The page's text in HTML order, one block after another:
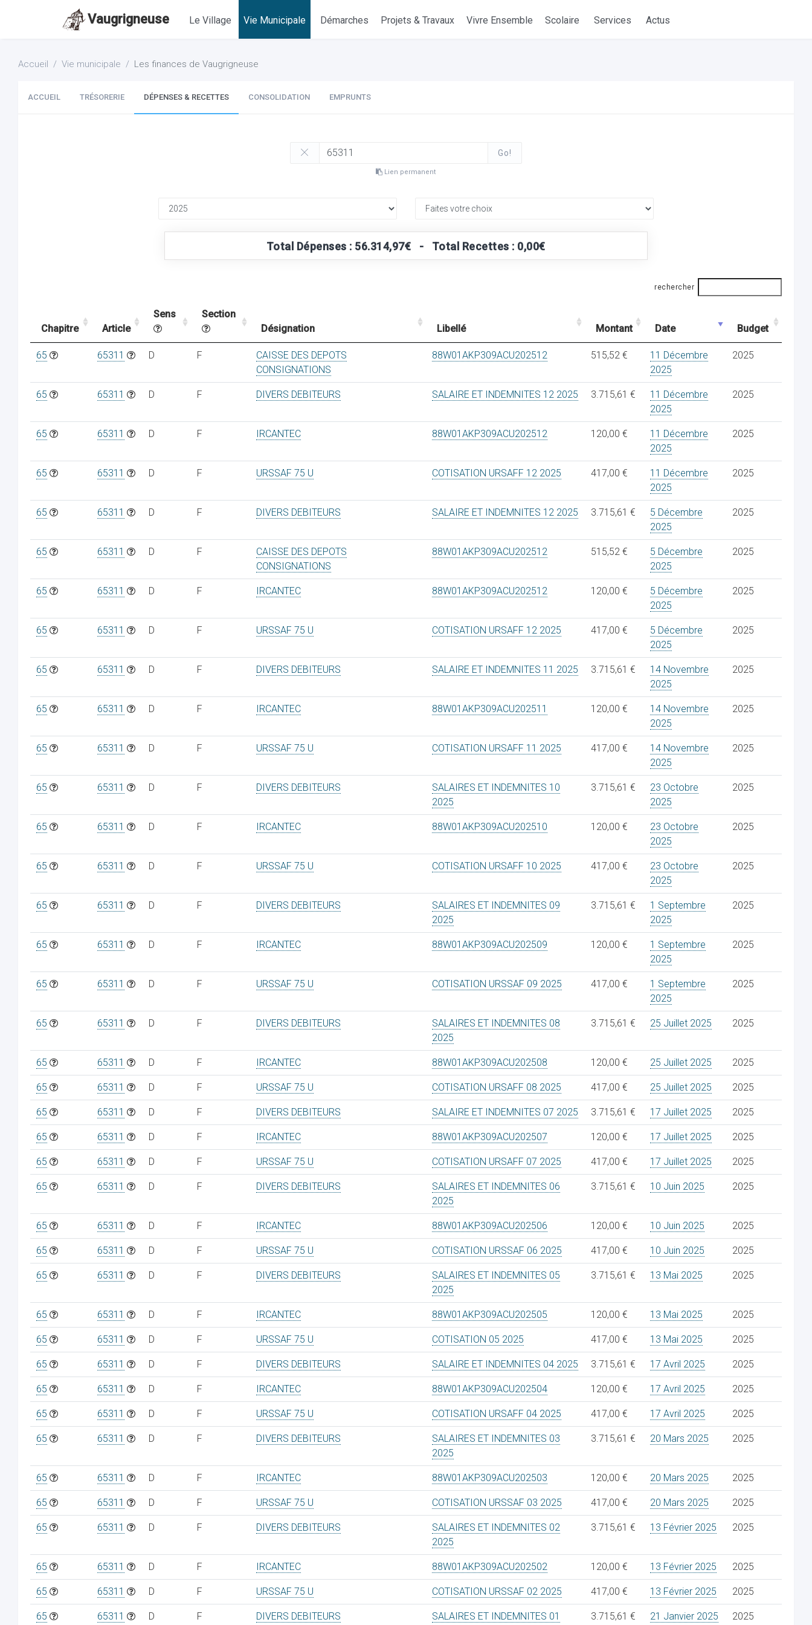
Vaugrigneuse Le Village Vie Municipale Démarches Projets & Travaux Vivre Ensemble Scolaire Services Actus
Accueil Vie municipale Les finances de Vaugrigneuse
ACCUEIL TRÉSORERIE DÉPENSES & RECETTES CONSOLIDATION EMPRUNTS
Go!
Lien permanent
Total Dépenses : 56.314,97€ - Total Recettes : 0,00€
rechercher
Chapitre Article
Sens
Section
Désignation
Libellé Montant Date Budget
65 65311 D F
CAISSE DES DEPOTS
CONSIGNATIONS
88W01AKP309ACU202512 515,52 €
11 Décembre
2025
2025
65 65311 D F DIVERS DEBITEURS SALAIRE ET INDEMNITES 12 2025 3.715,61 €
11 Décembre
2025
2025
65 65311 D F IRCANTEC 88W01AKP309ACU202512 120,00 €
11 Décembre
2025
2025
65 65311 D F URSSAF 75 U COTISATION URSAFF 12 2025 417,00 €
11 Décembre
2025
2025
65 65311 D F DIVERS DEBITEURS SALAIRE ET INDEMNITES 12 2025 3.715,61 €
5 Décembre
2025
2025
65 65311 D F
CAISSE DES DEPOTS
CONSIGNATIONS
88W01AKP309ACU202512 515,52 €
5 Décembre
2025
2025
65 65311 D F IRCANTEC 88W01AKP309ACU202512 120,00 €
5 Décembre
2025
2025
65 65311 D F URSSAF 75 U COTISATION URSAFF 12 2025 417,00 €
5 Décembre
2025
2025
65 65311 D F DIVERS DEBITEURS SALAIRE ET INDEMNITES 11 2025 3.715,61 €
14 Novembre
2025
2025
65 65311 D F IRCANTEC 88W01AKP309ACU202511 120,00 €
14 Novembre
2025
2025
65 65311 D F URSSAF 75 U COTISATION URSAFF 11 2025 417,00 €
14 Novembre
2025
2025
65 65311 D F DIVERS DEBITEURS
SALAIRES ET INDEMNITES 10
2025
3.715,61 €
23 Octobre
2025
2025
65 65311 D F IRCANTEC 88W01AKP309ACU202510 120,00 €
23 Octobre
2025
2025
65 65311 D F URSSAF 75 U COTISATION URSAFF 10 2025 417,00 €
23 Octobre
2025
2025
65 65311 D F DIVERS DEBITEURS
SALAIRES ET INDEMNITES 09
2025
3.715,61 €
1 Septembre
2025
2025
65 65311 D F IRCANTEC 88W01AKP309ACU202509 120,00 €
1 Septembre
2025
2025
65 65311 D F URSSAF 75 U COTISATION URSSAF 09 2025 417,00 €
1 Septembre
2025
2025
65 65311 D F DIVERS DEBITEURS
SALAIRES ET INDEMNITES 08
2025
3.715,61 € 25 Juillet 2025 2025
65 65311 D F IRCANTEC 88W01AKP309ACU202508 120,00 € 25 Juillet 2025 2025
65 65311 D F URSSAF 75 U COTISATION URSAFF 08 2025 417,00 € 25 Juillet 2025 2025
65 65311 D F DIVERS DEBITEURS SALAIRE ET INDEMNITES 07 2025 3.715,61 € 17 Juillet 2025 2025
65 65311 D F IRCANTEC 88W01AKP309ACU202507 120,00 € 17 Juillet 2025 2025
65 65311 D F URSSAF 75 U COTISATION URSAFF 07 2025 417,00 € 17 Juillet 2025 2025
65 65311 D F DIVERS DEBITEURS
SALAIRES ET INDEMNITES 06
2025
3.715,61 € 10 Juin 2025 2025
65 65311 D F IRCANTEC 88W01AKP309ACU202506 120,00 € 10 Juin 2025 2025
65 65311 D F URSSAF 75 U COTISATION URSSAF 06 2025 417,00 € 10 Juin 2025 2025
65 65311 D F DIVERS DEBITEURS
SALAIRES ET INDEMNITES 05
2025
3.715,61 € 13 Mai 2025 2025
65 65311 D F IRCANTEC 88W01AKP309ACU202505 120,00 € 13 Mai 2025 2025
65 65311 D F URSSAF 75 U COTISATION 05 2025 417,00 € 13 Mai 2025 2025
65 65311 D F DIVERS DEBITEURS SALAIRE ET INDEMNITES 04 2025 3.715,61 € 17 Avril 2025 2025
65 65311 D F IRCANTEC 88W01AKP309ACU202504 120,00 € 17 Avril 2025 2025
65 65311 D F URSSAF 75 U COTISATION URSAFF 04 2025 417,00 € 17 Avril 2025 2025
65 65311 D F DIVERS DEBITEURS
SALAIRES ET INDEMNITES 03
2025
3.715,61 € 20 Mars 2025 2025
65 65311 D F IRCANTEC 88W01AKP309ACU202503 120,00 € 20 Mars 2025 2025
65 65311 D F URSSAF 75 U COTISATION URSSAF 03 2025 417,00 € 20 Mars 2025 2025
65 65311 D F DIVERS DEBITEURS
SALAIRES ET INDEMNITES 02
2025
3.715,61 € 13 Février 2025 2025
65 65311 D F IRCANTEC 88W01AKP309ACU202502 120,00 € 13 Février 2025 2025
65 65311 D F URSSAF 75 U COTISATION URSSAF 02 2025 417,00 € 13 Février 2025 2025
65 65311 D F DIVERS DEBITEURS SALAIRES ET INDEMNITES 01 3.715,61 € 21 Janvier 2025 2025